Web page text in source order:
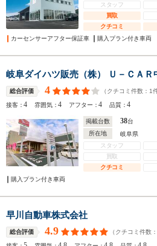
スタッフ
買取
クチコミ
カーセンサーアフター保証車
購入プラン付き車両
岐阜ダイハツ販売（株） Ｕ－ＣＡＲ
総合評価 4 （クチコミ件数： 1
接客：4 雰囲気：4 アフター：4 品質：4
掲載台数 38台
所在地
岐阜県
スタッフ
買取
クチコミ
購入プラン付き車両
早川自動車株式会社
総合評価 4.9 （クチコミ件数：